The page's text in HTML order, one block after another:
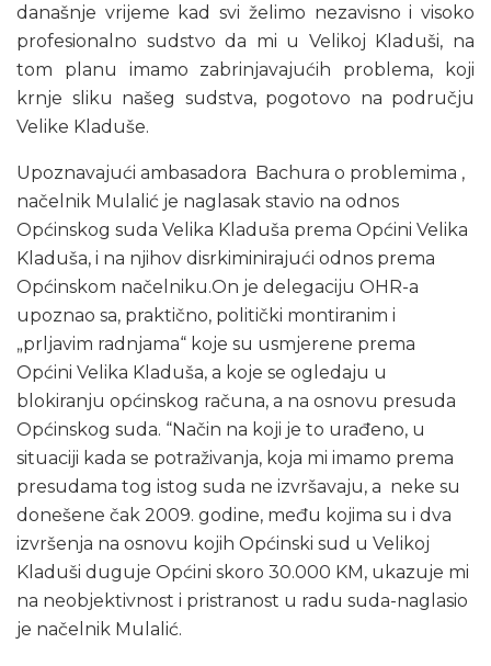
današnje vrijeme kad svi želimo nezavisno i visoko
profesionalno sudstvo da mi u Velikoj Kladuši, na
tom planu imamo zabrinjavajućih problema, koji
krnje sliku našeg sudstva, pogotovo na području
Velike Kladuše.
Upoznavajući ambasadora Bachura o problemima ,
načelnik Mulalić je naglasak stavio na odnos
Općinskog suda Velika Kladuša prema Općini Velika
Kladuša, i na njihov disrkiminirajući odnos prema
Općinskom načelniku.On je delegaciju OHR-a
upoznao sa, praktično, politički montiranim i
„prljavim radnjama“ koje su usmjerene prema
Općini Velika Kladuša, a koje se ogledaju u
blokiranju općinskog računa, a na osnovu presuda
Općinskog suda. “Način na koji je to urađeno, u
situaciji kada se potraživanja, koja mi imamo prema
presudama tog istog suda ne izvršavaju, a neke su
donešene čak 2009. godine, među kojima su i dva
izvršenja na osnovu kojih Općinski sud u Velikoj
Kladuši duguje Općini skoro 30.000 KM, ukazuje mi
na neobjektivnost i pristranost u radu suda-naglasio
je načelnik Mulalić.